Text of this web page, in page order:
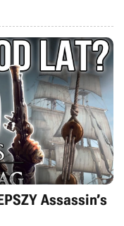
rozszerzeniu
Assassin’s